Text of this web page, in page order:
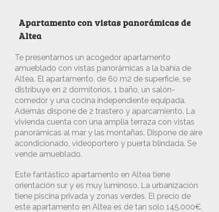
Apartamento con vistas panorámicas de
Altea
Te presentamos un acogedor apartamento
amueblado con vistas panorámicas a la bahía de
Altea. El apartamento, de 60 m2 de superficie, se
distribuye en 2 dormitorios, 1 baño, un salón-
comedor y una cocina independiente equipada.
Además dispone de 2 trastero y aparcamiento. La
vivienda cuenta con una amplia terraza con vistas
panorámicas al mar y las montañas. Dispone de aire
acondicionado, videoportero y puerta blindada. Se
vende amueblado.
Este fantástico apartamento en Altea tiene
orientación sur y es muy luminoso. La urbanización
tiene piscina privada y zonas verdes. El precio de
este apartamento en Altea es de tan solo 145.000€,